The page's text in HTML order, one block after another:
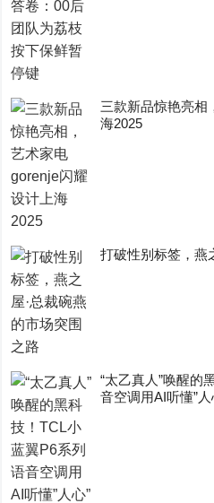
三款新品惊艳亮相
海2025
打破性别标签，燕
“太乙真人”唤醒的
音空调用AI听懂”人